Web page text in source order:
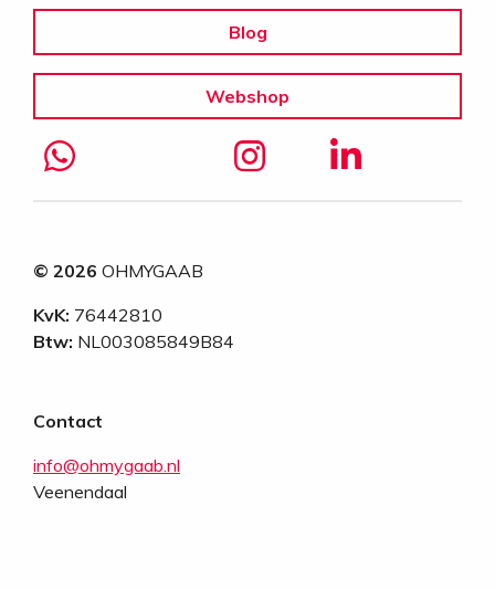
Blog
Webshop
© 2026 OHMYGAAB
KvK: 76442810
Btw: NL003085849B84
Contact
info@ohmygaab.nl
Veenendaal